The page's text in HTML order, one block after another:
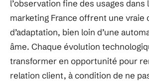
l’observation fine des usages dans
marketing France offrent une vraie
d’adaptation, bien loin d’une
âme. Chaque évolution
transformer en opportunité pour
relation client, à condition de ne